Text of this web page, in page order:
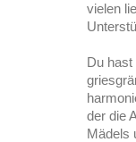
vielen
Du
der die
Mädels